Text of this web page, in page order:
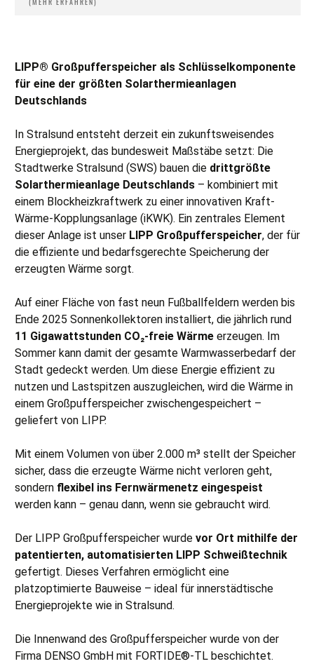
LIPP® Großpufferspeicher als Schlüsselkomponente
für eine der größten Solarthermieanlagen
Deutschlands
In Stralsund entsteht derzeit ein zukunftsweisendes
Energieprojekt, das bundesweit Maßstäbe setzt: Die
Stadtwerke Stralsund (SWS) bauen die drittgrößte
Solarthermieanlage Deutschlands– kombiniert mit
einem Blockheizkraftwerk zu einer innovativen Kraft-
Wärme-Kopplungsanlage (iKWK). Ein zentrales Element
dieser Anlage ist unser LIPP Großpufferspeicher, der für
die effiziente und bedarfsgerechte Speicherung der
erzeugten Wärme sorgt.
Auf einer Fläche von fast neun Fußballfeldern werden bis
Ende 2025 Sonnenkollektoren installiert, die jährlich rund
11 Gigawattstunden CO₂-freie Wärmeerzeugen. Im
Sommer kann damit der gesamte Warmwasserbedarf der
Stadt gedeckt werden. Um diese Energie effizient zu
nutzen und Lastspitzen auszugleichen, wird die Wärme in
einem Großpufferspeicher zwischengespeichert –
geliefert von LIPP.
Mit einem Volumen von über 2.000 m³ stellt der Speicher
sicher, dass die erzeugte Wärme nicht verloren geht,
sondern flexibel ins Fernwärmenetz eingespeist
werden kann – genau dann, wenn sie gebraucht wird.
Der LIPP Großpufferspeicher wurde vor Ort mithilfe der
patentierten, automatisierten LIPP Schweißtechnik
gefertigt. Dieses Verfahren ermöglicht eine
platzoptimierte Bauweise – ideal für innerstädtische
Energieprojekte wie in Stralsund.
Die Innenwand des Großpufferspeicher wurde von der
Firma DENSO GmbH mit FORTIDE®-TL beschichtet.